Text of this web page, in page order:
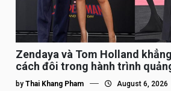
Zendaya và Tom Holland
cách đôi trong hành trình
by Thai Khang Pham August 6, 2026